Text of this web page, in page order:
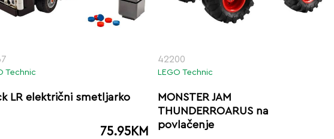
Technic
LR električni smetljarko
75.95KM
42200
LEGO Technic
MONSTER JAM
THUNDERROARUS na
povlačenje